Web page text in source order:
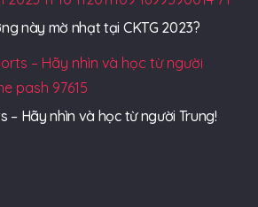
này mờ nhạt tại CKTG 2023?
– Hãy nhìn và học từ người Trung!